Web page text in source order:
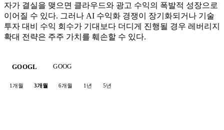
자가 결실을 맺으면 클라우드와 광고 수익의 폭발적 성장으로
이어질 수 있다. 그러나 AI 수익화 경쟁이 장기화되거나 기술
투자 대비 수익 회수가 기대보다 더디게 진행될 경우 레버리지
확대 전략은 주주 가치를 훼손할 수 있다.
GOOGL GOOG
1개월 3개월 6개월 1년 5년